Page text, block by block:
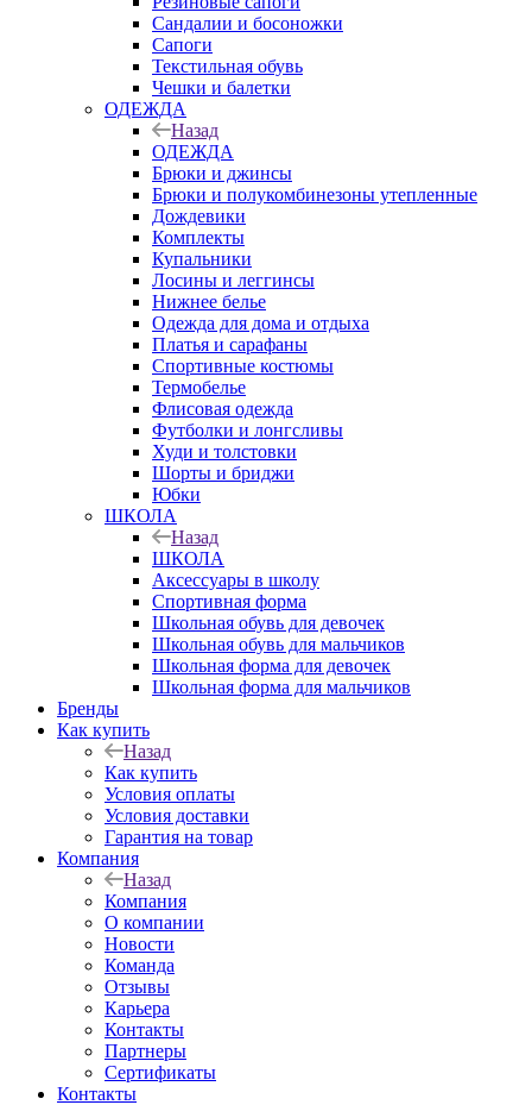
Сандалии и босоножки
Сапоги
Текстильная обувь
Чешки и балетки
ОДЕЖДА
Назад
ОДЕЖДА
Брюки и джинсы
Брюки и полукомбинезоны утепленные
Дождевики
Комплекты
Купальники
Лосины и леггинсы
Нижнее белье
Одежда для дома и отдыха
Платья и сарафаны
Спортивные костюмы
Термобелье
Флисовая одежда
Футболки и лонгсливы
Худи и толстовки
Шорты и бриджи
Юбки
ШКОЛА
Назад
ШКОЛА
Аксессуары в школу
Спортивная форма
Школьная обувь для девочек
Школьная обувь для мальчиков
Школьная форма для девочек
Школьная форма для мальчиков
Бренды
Как купить
Назад
Как купить
Условия оплаты
Условия доставки
Гарантия на товар
Компания
Назад
Компания
О компании
Новости
Команда
Отзывы
Карьера
Контакты
Партнеры
Сертификаты
Контакты